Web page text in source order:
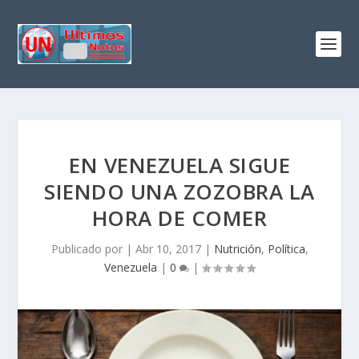
EN VENEZUELA SIGUE
SIENDO UNA ZOZOBRA LA
HORA DE COMER
Publicado por | Abr 10, 2017| Nutrición, Política,
Venezuela | 0 |